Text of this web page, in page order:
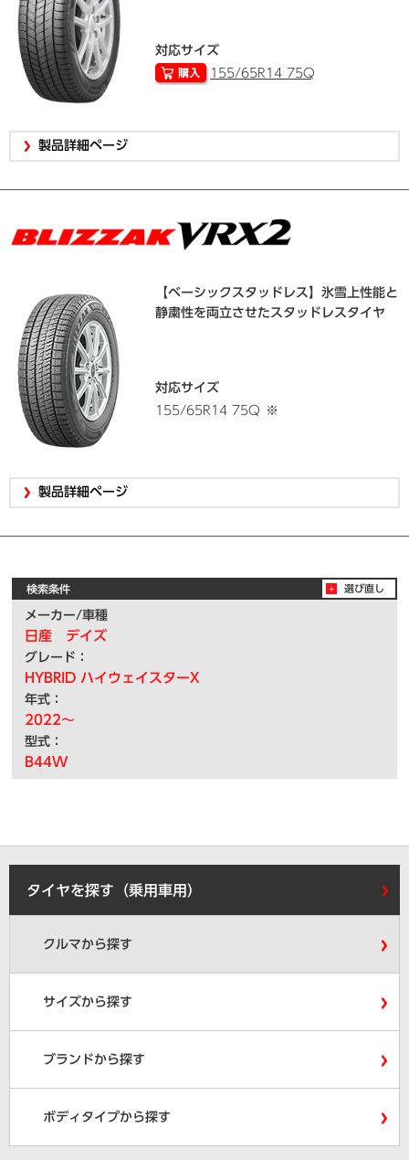
対応サイズ
155/65R14 75Q
製品詳細ページ
【ベーシックスタッドレス】氷雪上性能と
静粛性を両立させたスタッドレスタイヤ
対応サイズ
155/65R14 75Q
※
製品詳細ページ
検索条件
メーカー/車種
日産 デイズ
グレード：
HYBRID ハイウェイスターX
年式：
2022～
型式：
B44W
選び直し
タイヤを探す（乗用車用）
クルマから探す
サイズから探す
ブランドから探す
ボディタイプから探す